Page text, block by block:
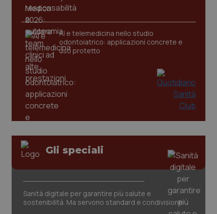
AI e telemedicina nello studio
odontoiatrico: applicazioni concrete e
uso protetto
Gli speciali
Sanità digitale per garantire più salute e
sostenibilità. Ma servono standard e condivisione
CookieScriptConsent
tracking-enable
www.quotidianosanita.it